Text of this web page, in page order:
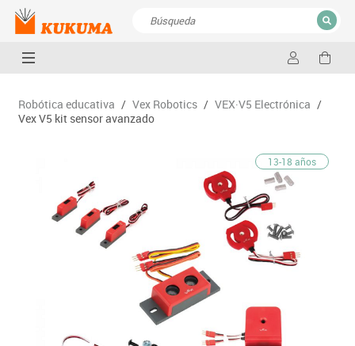
CERRAR
Robótica educativa / Vex Robotics / VEX·V5 Electrónica /
Vex V5 kit sensor avanzado
13-18 años